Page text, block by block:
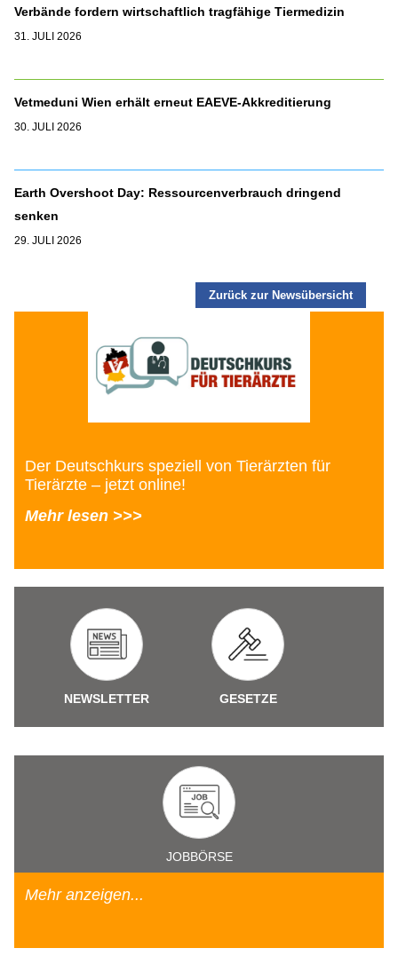
Verbände fordern wirtschaftlich tragfähige Tiermedizin
31. JULI 2026
Vetmeduni Wien erhält erneut EAEVE-Akkreditierung
30. JULI 2026
Earth Overshoot Day: Ressourcenverbrauch dringend
senken
29. JULI 2026
Zurück zur Newsübersicht
Der Deutschkurs speziell von Tierärzten für
Tierärzte – jetzt online!
Mehr lesen >>>
NEWSLETTER GESETZE
JOBBÖRSE
Mehr anzeigen...